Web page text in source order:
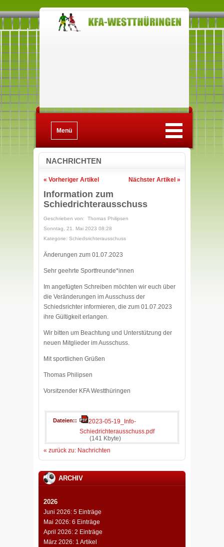
Menü
NACHRICHTEN
Nächster Artikel »
« Vorheriger Artikel
Information zum
Schiedrichterausschuss
Geschrieben von: Thomas Philipsen
Sonntag, 21. Mai 2023 08:28
Kategorie: Schiedsrichterausschuss
Änderungen zum 01.07.2023
Sehr geehrte Sportfreunde*innen
Im angefügten Schreiben möchten wir euch über
die Veränderungen im Ausschuss der
Schiedsrichter informieren, die zum 01.07.2023
ihre Gültigkeit erlangen.
Wir bitten um Beachtung und Unterstützung der
neuen Mitglieder im Ausschuss.
Mit sportlichen Grüßen
Thomas Philipsen
Vorsitzender KFA Westthüringen
Dateien:
2023-05-19_Info-
Schiedrichterausschuss.pdf
(141 Kbyte)
« zurück zu: Nachrichten
ARCHIV
2026
Juni 2026: 5 Einträge
Mai 2026: 6 Einträge
April 2026: 2 Einträge
März 2026: 1 Artikel